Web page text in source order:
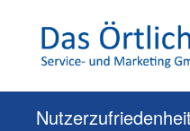
Nutzerzufriedenheit